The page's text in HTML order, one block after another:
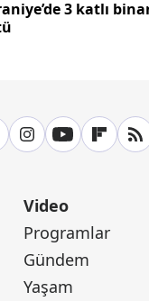
3 katlı
Video
Programlar
Gündem
Yaşam